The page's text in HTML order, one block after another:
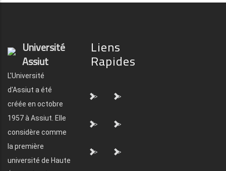
Université
Assiut
L'Université
d'Assiut a été
créée en octobre
1957 à Assiut. Elle
considère comme
la première
université de Haute
Liens
Rapides
"> ">
"> ">
"> ">